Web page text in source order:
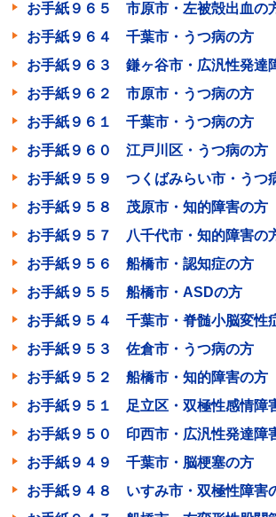
お手紙９６５ 市原市・左被殻出血の
お手紙９６４ 千葉市・うつ病の方
お手紙９６３ 鎌ヶ谷市・広汎性発達
お手紙９６２ 市原市・うつ病の方
お手紙９６１ 千葉市・うつ病の方
お手紙９６０ 江戸川区・うつ病の方
お手紙９５９ つくばみらい市・うつ
お手紙９５８ 茂原市・知的障害の方
お手紙９５７ 八千代市・知的障害の
お手紙９５６ 船橋市・認知症の方
お手紙９５５ 船橋市・ASDの方
お手紙９５４ 千葉市・脊髄小脳変性
お手紙９５３ 佐倉市・うつ病の方
お手紙９５２ 船橋市・知的障害の方
お手紙９５１ 足立区・双極性感情障
お手紙９５０ 印西市・広汎性発達障
お手紙９４９ 千葉市・脳梗塞の方
お手紙９４８ いすみ市・双極性障害